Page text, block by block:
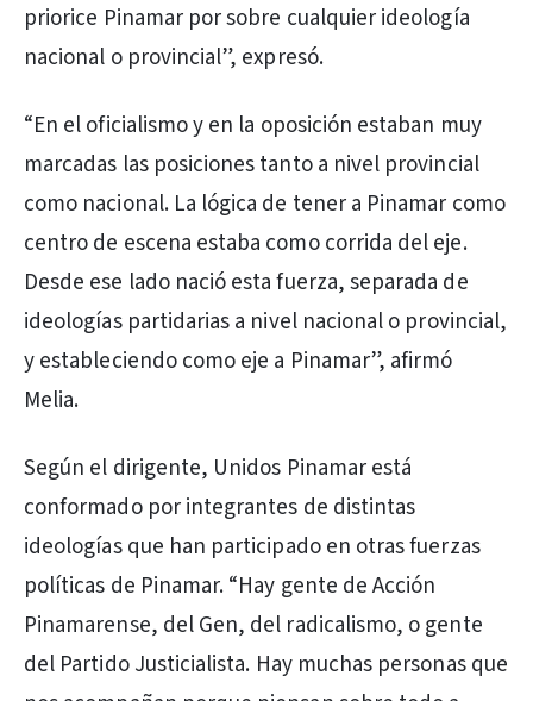
priorice Pinamar por sobre cualquier ideología
nacional o provincial”, expresó.
“En el oficialismo y en la oposición estaban muy
marcadas las posiciones tanto a nivel provincial
como nacional. La lógica de tener a Pinamar como
centro de escena estaba como corrida del eje.
Desde ese lado nació esta fuerza, separada de
ideologías partidarias a nivel nacional o provincial,
y estableciendo como eje a Pinamar”, afirmó
Melia.
Según el dirigente, Unidos Pinamar está
conformado por integrantes de distintas
ideologías que han participado en otras fuerzas
políticas de Pinamar. “Hay gente de Acción
Pinamarense, del Gen, del radicalismo, o gente
del Partido Justicialista. Hay muchas personas que